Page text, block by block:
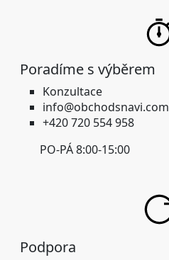
Poradíme s výběrem
Konzultace
info@obchodsnavi.com
+420 720 554 958
PO-PÁ 8:00-15:00
Podpora